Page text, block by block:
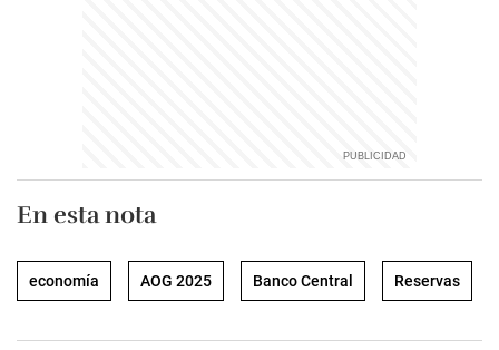
En esta nota
economía AOG 2025 Banco Central Reservas